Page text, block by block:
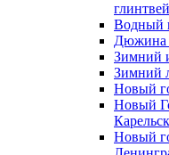
Водный
Дюжина
Зимний
Зимний
Новый
Новый
Новый